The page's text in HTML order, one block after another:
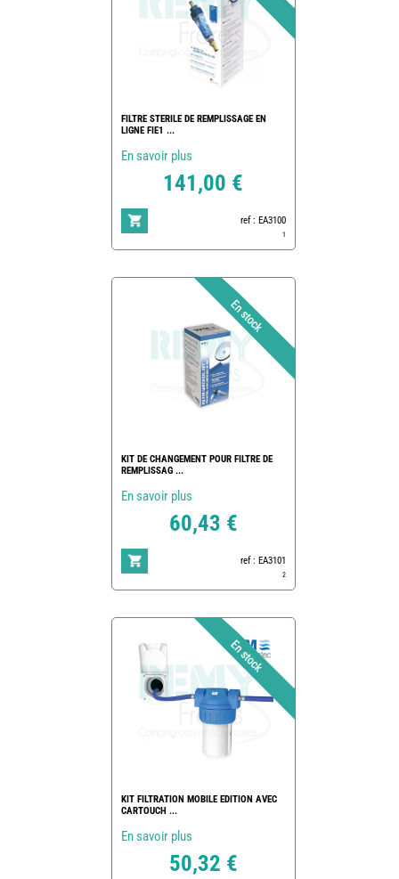
FILTRE STERILE DE REMPLISSAGE EN
LIGNE FIE1 ...
En savoir plus
141,00 €
ref : EA3100
1
KIT DE CHANGEMENT POUR FILTRE DE
REMPLISSAG ...
En savoir plus
60,43 €
ref : EA3101
2
KIT FILTRATION MOBILE EDITION AVEC
CARTOUCH ...
En savoir plus
50,32 €